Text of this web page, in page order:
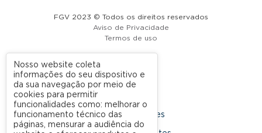
FGV 2023 © Todos os direitos reservados
Aviso de Privacidade
Termos de uso
A FGV
Nossas Unidades
Nosso website coleta
informações do seu dispositivo e
da sua navegação por meio de
cookies para permitir
funcionalidades como: melhorar o
funcionamento técnico das
páginas, mensurar a audiência do